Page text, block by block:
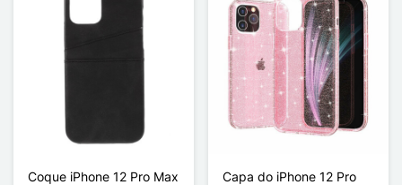
Coque iPhone 12 Pro Max
Capa do iPhone 12 Pro